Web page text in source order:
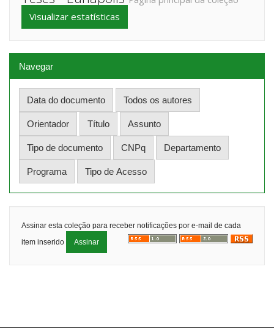
Visualizar estatísticas
Navegar
Assinar esta coleção para receber notificações por e-mail de cada
item inserido